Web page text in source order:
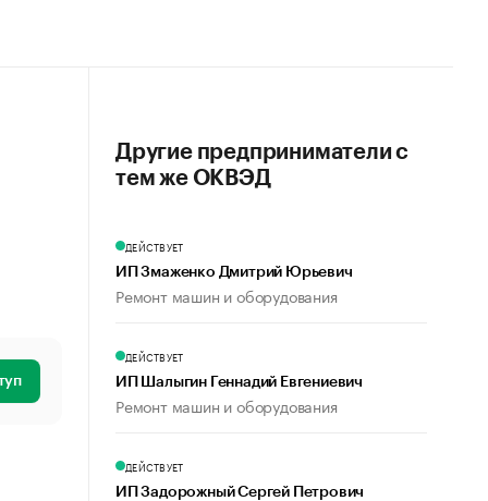
Другие предприниматели с
тем же ОКВЭД
ДЕЙСТВУЕТ
ИП Змаженко Дмитрий Юрьевич
Ремонт машин и оборудования
ДЕЙСТВУЕТ
ИП Шалыгин Геннадий Евгениевич
Ремонт машин и оборудования
ДЕЙСТВУЕТ
ИП Задорожный Сергей Петрович